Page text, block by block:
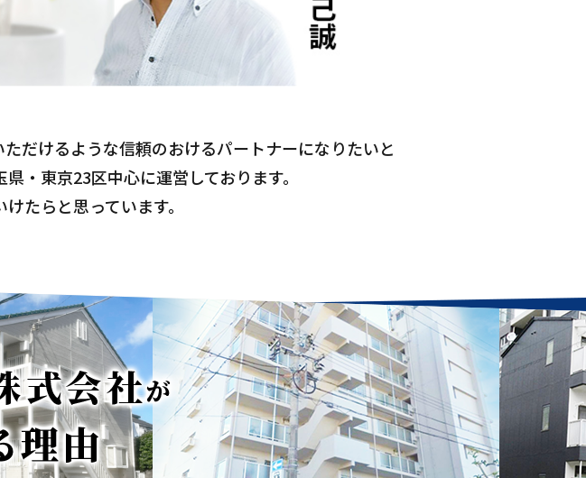
だけるような信頼のおけるパートナーになりたいと
・東京23区中心に運営しております。
たらと思っています。